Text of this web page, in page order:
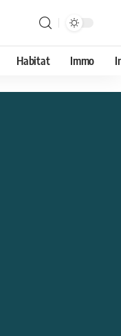
Habitat Immo